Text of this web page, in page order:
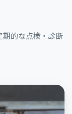
的な点検・診断